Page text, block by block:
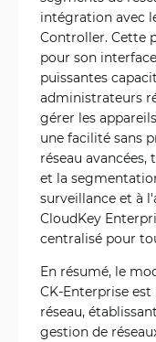
intégration avec
Controller. Cette
pour son
puissantes
administrateurs
gérer les
une facilité sans
réseau
et la
surveillance et à
CloudKey
centralisé pour
En résumé, le
CK-Enterprise
réseau,
gestion de